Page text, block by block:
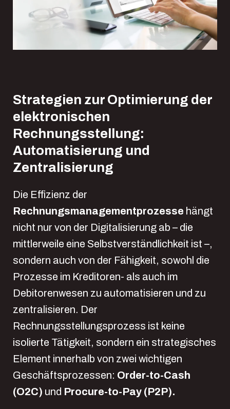
Strategien zur Optimierung der
elektronischen
Rechnungsstellung:
Automatisierung und
Zentralisierung
Die Effizienz der
Rechnungsmanagementprozesse hängt
nicht nur von der Digitalisierung ab – die
mittlerweile eine Selbstverständlichkeit ist –,
sondern auch von der Fähigkeit, sowohl die
Prozesse im Kreditoren- als auch im
Debitorenwesen zu automatisieren und zu
zentralisieren. Der
Rechnungsstellungsprozess ist keine
isolierte Tätigkeit, sondern ein strategisches
Element innerhalb von zwei wichtigen
Geschäftsprozessen: Order-to-Cash
(O2C) und Procure-to-Pay (P2P).